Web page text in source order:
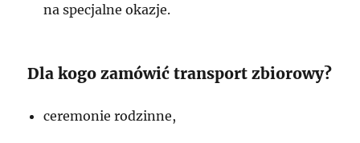
na specjalne okazje.
Dla kogo zamówić transport zbiorowy?
ceremonie rodzinne,